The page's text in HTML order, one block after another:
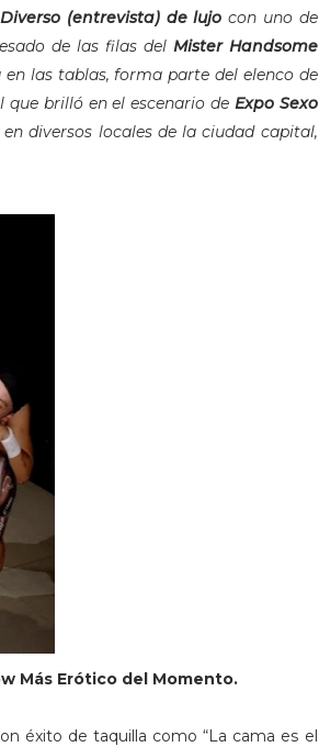
(entrevista) de lujo con uno de
de las filas del Mister Handsome
las tablas, forma parte del elenco de
que brilló en el escenario de Expo Sexo
diversos locales de la ciudad capital,
Más Erótico del Momento.
éxito de taquilla como “La cama es el